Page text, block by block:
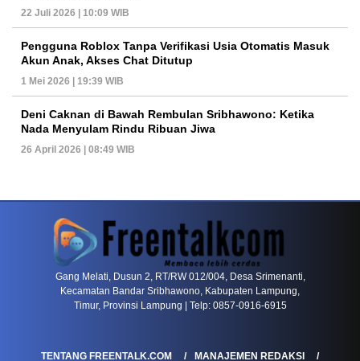
22 Juli 2026 | 10:09 WIB
Pengguna Roblox Tanpa Verifikasi Usia Otomatis Masuk
Akun Anak, Akses Chat Ditutup
1 Mei 2026 | 19:39 WIB
Deni Caknan di Bawah Rembulan Sribhawono: Ketika
Nada Menyulam Rindu Ribuan Jiwa
26 April 2026 | 08:49 WIB
PETIR800 LOGIN Baccarat Dan Evolusi Game Meja Digital
Gang Melati, Dusun 2, RT/RW 012/004, Desa Srimenanti,
Kecamatan Bandar Sribhawono, Kabupaten Lampung,
Timur, Provinsi Lampung | Telp: 0857-0916-6915
TENTANG FREENTALK.COM MANAJEMEN REDAKSI